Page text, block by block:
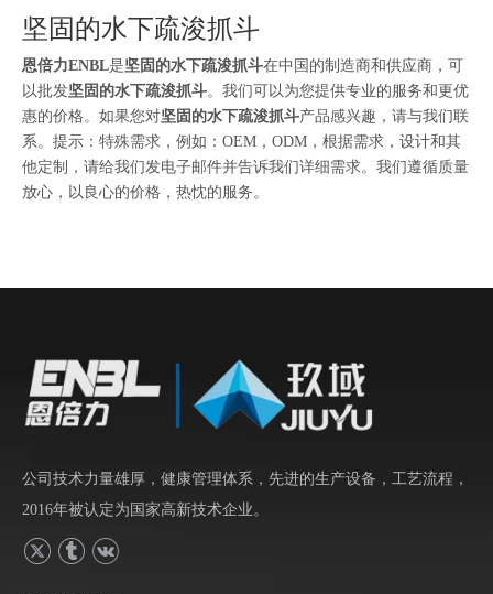
坚固的水下疏浚抓斗
恩倍力ENBL是坚固的水下疏浚抓斗在中国的制造商和供应商，可
以批发坚固的水下疏浚抓斗。我们可以为您提供专业的服务和更优
惠的价格。如果您对坚固的水下疏浚抓斗产品感兴趣，请与我们联
系。提示：特殊需求，例如：OEM，ODM，根据需求，设计和其
他定制，请给我们发电子邮件并告诉我们详细需求。我们遵循质量
放心，以良心的价格，热忱的服务。
公司技术力量雄厚，健康管理体系，先进的生产设备，工艺流程，
2016年被认定为国家高新技术企业。